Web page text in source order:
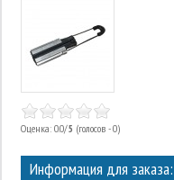
Оценка: 0.0/5 (голосов - 0)
Информация для заказа: